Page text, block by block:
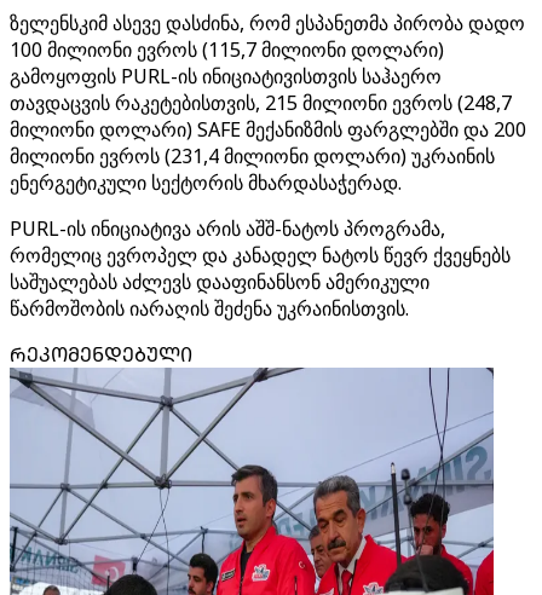
ზელენსკიმ ასევე დასძინა, რომ ესპანეთმა პირობა დადო
100 მილიონი ევროს (115,7 მილიონი დოლარი)
გამოყოფის PURL-ის ინიციატივისთვის საჰაერო
თავდაცვის რაკეტებისთვის, 215 მილიონი ევროს (248,7
მილიონი დოლარი) SAFE მექანიზმის ფარგლებში და 200
მილიონი ევროს (231,4 მილიონი დოლარი) უკრაინის
ენერგეტიკული სექტორის მხარდასაჭერად.
PURL-ის ინიციატივა არის აშშ-ნატოს პროგრამა,
რომელიც ევროპელ და კანადელ ნატოს წევრ ქვეყნებს
საშუალებას აძლევს დააფინანსონ ამერიკული
წარმოშობის იარაღის შეძენა უკრაინისთვის.
ᲠᲔᲙᲝᲛᲔᲜᲓᲔᲑᲣᲚᲘ